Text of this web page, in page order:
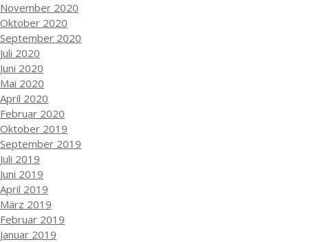
November 2020
Oktober 2020
September 2020
Juli 2020
Juni 2020
Mai 2020
April 2020
Februar 2020
Oktober 2019
September 2019
Juli 2019
Juni 2019
April 2019
März 2019
Februar 2019
Januar 2019